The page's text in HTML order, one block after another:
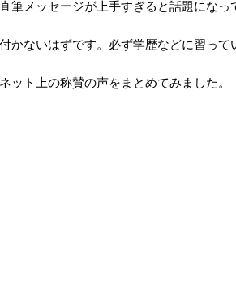
筆メッセージが上手すぎると話題になっ
かないはずです。必ず学歴などに習って
ット上の称賛の声をまとめてみました。